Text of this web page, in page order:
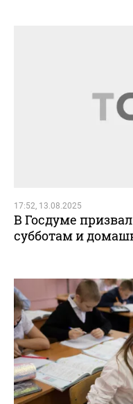
17:52, 13.08.2025
В Госдуме
субботам и